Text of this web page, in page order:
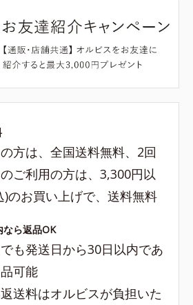
方は、全国送料無料、2回
ご利用の方は、3,300円以
)のお買い上げで、送料無料
なら返品OK
も発送日から30日以内であ
可能
送料はオルビスが負担いた